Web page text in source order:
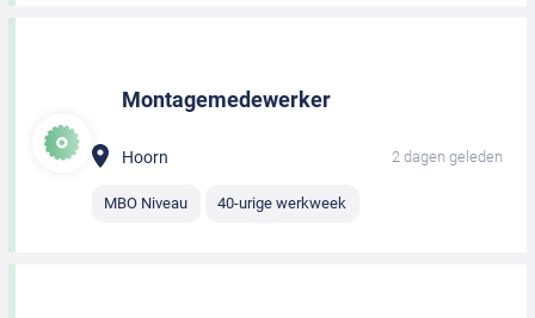
Montagemedewerker
Hoorn 2 dagen geleden
MBO Niveau 40-urige werkweek